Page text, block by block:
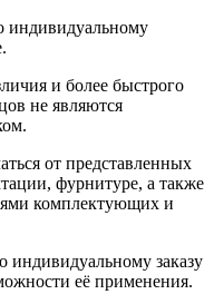
индивидуальному
и более быстрого
не являются
от представленных
фурнитуре, а также
комплектующих и
заказу
её применения.